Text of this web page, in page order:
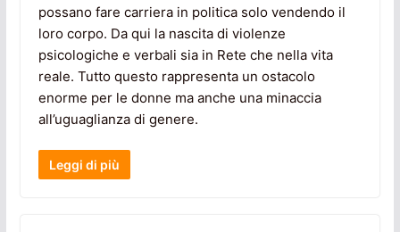
possano fare carriera in politica solo vendendo il
loro corpo. Da qui la nascita di violenze
psicologiche e verbali sia in Rete che nella vita
reale. Tutto questo rappresenta un ostacolo
enorme per le donne ma anche una minaccia
all’uguaglianza di genere.
Leggi di più